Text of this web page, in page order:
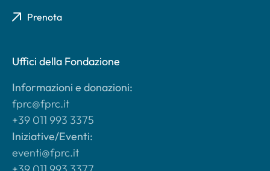
Prenota
Uffici della Fondazione
Informazioni e donazioni:
fprc@fprc.it
+39 011 993 3375
Iniziative/Eventi:
eventi@fprc.it